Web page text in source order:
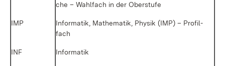
che – Wahl­fach in der Ober­stu­fe
IMP
In­for­ma­tik, Ma­the­ma­tik, Phy­sik (IMP) – Pro­fil­
fach
INF In­for­ma­tik